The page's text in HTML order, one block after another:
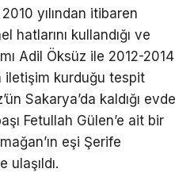
yılından itibaren
hatlarını kullandığı ve
Adil Öksüz ile 2012-2014
iletişim kurduğu tespit
Sakarya’da kaldığı evde
Fetullah Gülen’e ait bir
eşi Şerife
ulaşıldı.